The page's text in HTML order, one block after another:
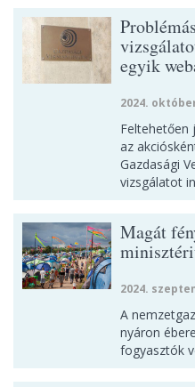
egyik
2024.
az
Gazdasági
vizsgálatot
Magát
2024.
A
nyáron
fogyasztók